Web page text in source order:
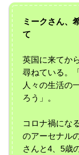
ミークさん、
て
英国に来てか
尋ねている。
人々の生活の
ろう」。
コロナ禍にな
のアーセナル
さんと4、5歳